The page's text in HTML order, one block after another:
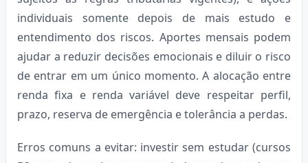
individuais somente depois de mais estudo e
entendimento dos riscos. Aportes mensais podem
ajudar a reduzir decisões emocionais e diluir o risco
de entrar em um único momento. A alocação entre
renda fixa e renda variável deve respeitar perfil,
prazo, reserva de emergência e tolerância a perdas.
Erros comuns a evitar: investir sem estudar (cursos